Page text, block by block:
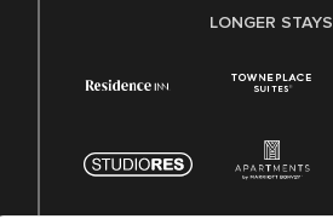
LONGER STAYS